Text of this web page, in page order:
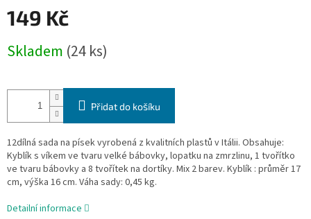
149 Kč
cena:
Skladem (24 ks)
Přidat do košíku
12dílná sada na písek vyrobená z kvalitních plastů v Itálii. Obsahuje:
Kyblík s víkem ve tvaru velké bábovky, lopatku na zmrzlinu, 1 tvořítko
ve tvaru bábovky a 8 tvořítek na dortíky. Mix 2 barev. Kyblík : průměr 17
cm, výška 16 cm. Váha sady: 0,45 kg.
Detailní informace